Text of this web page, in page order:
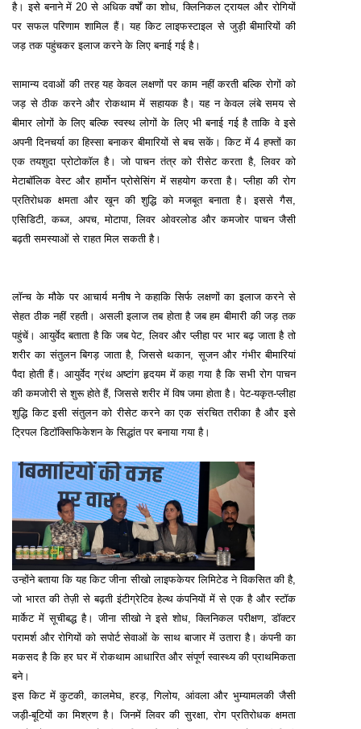
है। इसे बनाने में 20 से अधिक वर्षों का शोध, क्लिनिकल ट्रायल और रोगियों
पर सफल परिणाम शामिल हैं। यह किट लाइफस्टाइल से जुड़ी बीमारियों की
जड़ तक पहुंचकर इलाज करने के लिए बनाई गई है।
सामान्य दवाओं की तरह यह केवल लक्षणों पर काम नहीं करती बल्कि रोगों को
जड़ से ठीक करने और रोकथाम में सहायक है। यह न केवल लंबे समय से
बीमार लोगों के लिए बल्कि स्वस्थ लोगों के लिए भी बनाई गई है ताकि वे इसे
अपनी दिनचर्या का हिस्सा बनाकर बीमारियों से बच सकें। किट में 4 हफ्तों का
एक तयशुदा प्रोटोकॉल है। जो पाचन तंत्र को रीसेट करता है, लिवर को
मेटाबॉलिक वेस्ट और हार्मोन प्रोसेसिंग में सहयोग करता है। प्लीहा की रोग
प्रतिरोधक क्षमता और खून की शुद्धि को मजबूत बनाता है। इससे गैस,
एसिडिटी, कब्ज, अपच, मोटापा, लिवर ओवरलोड और कमजोर पाचन जैसी
बढ़ती समस्याओं से राहत मिल सकती है।
लॉन्च के मौके पर आचार्य मनीष ने कहाकि सिर्फ लक्षणों का इलाज करने से
सेहत ठीक नहीं रहती। असली इलाज तब होता है जब हम बीमारी की जड़ तक
पहुंचें। आयुर्वेद बताता है कि जब पेट, लिवर और प्लीहा पर भार बढ़ जाता है तो
शरीर का संतुलन बिगड़ जाता है, जिससे थकान, सूजन और गंभीर बीमारियां
पैदा होती हैं। आयुर्वेद ग्रंथ अष्टांग हृदयम में कहा गया है कि सभी रोग पाचन
की कमजोरी से शुरू होते हैं, जिससे शरीर में विष जमा होता है। पेट-यकृत-प्लीहा
शुद्धि किट इसी संतुलन को रीसेट करने का एक संरचित तरीका है और इसे
ट्रिपल डिटॉक्सिफिकेशन के सिद्धांत पर बनाया गया है।
उन्होंने बताया कि यह किट जीना सीखो लाइफकेयर लिमिटेड ने विकसित की है,
जो भारत की तेज़ी से बढ़ती इंटीग्रेटिव हेल्थ कंपनियों में से एक है और स्टॉक
मार्केट में सूचीबद्ध है। जीना सीखो ने इसे शोध, क्लिनिकल परीक्षण, डॉक्टर
परामर्श और रोगियों को सपोर्ट सेवाओं के साथ बाजार में उतारा है। कंपनी का
मकसद है कि हर घर में रोकथाम आधारित और संपूर्ण स्वास्थ्य की प्राथमिकता
बने।
इस किट में कुटकी, कालमेघ, हरड़, गिलोय, आंवला और भुम्यामलकी जैसी
जड़ी-बूटियों का मिश्रण है। जिनमें लिवर की सुरक्षा, रोग प्रतिरोधक क्षमता